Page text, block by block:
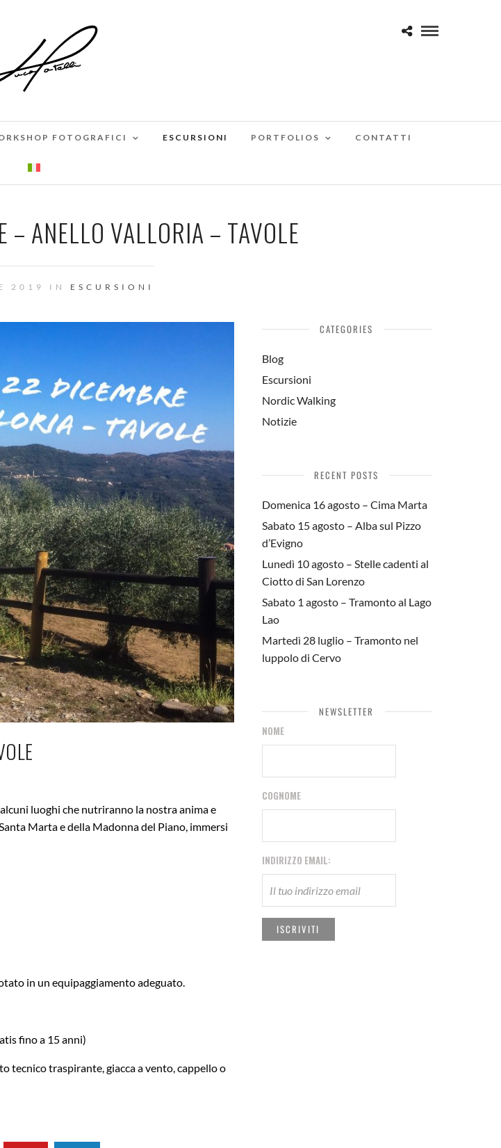
FOTOGRAFICI ESCURSIONI PORTFOLIOS CONTATTI
ANELLO VALLORIA – TAVOLE
2019 IN ESCURSIONI
luoghi che nutriranno la nostra anima e
Marta e della Madonna del Piano, immersi
in un equipaggiamento adeguato.
fino a 15 anni)
tecnico traspirante, giacca a vento, cappello o
CATEGORIES
Blog
Escursioni
Nordic Walking
Notizie
RECENT POSTS
Domenica 16 agosto – Cima Marta
Sabato 15 agosto – Alba sul Pizzo
d’Evigno
Lunedì 10 agosto – Stelle cadenti al
Ciotto di San Lorenzo
Sabato 1 agosto – Tramonto al Lago
Lao
Martedì 28 luglio – Tramonto nel
luppolo di Cervo
NEWSLETTER
NOME
COGNOME
INDIRIZZO EMAIL: